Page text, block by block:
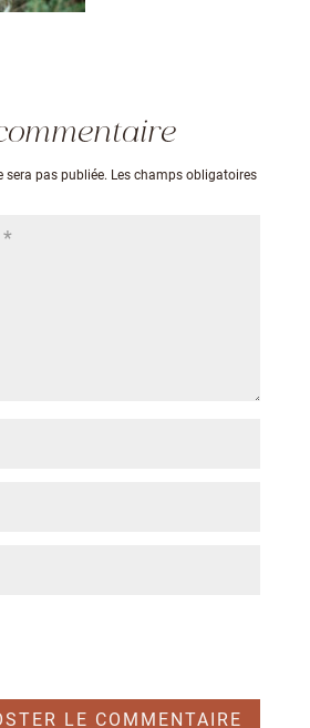
sera pas publiée. Les champs obligatoires